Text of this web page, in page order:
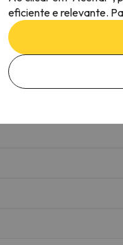
eficiente e relevante.